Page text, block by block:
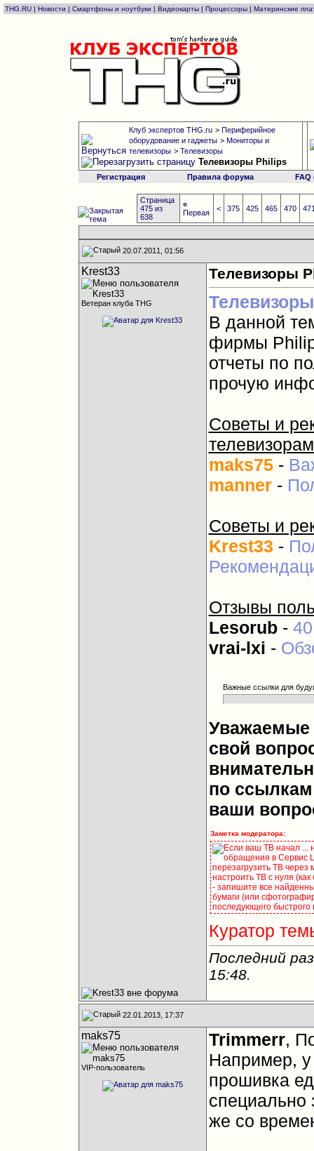
THG.RU | Новости | Смартфоны и ноутбуки | Видеокарты | Процессоры | Материнские
Клуб экспертов THG.ru > Периферийное
оборудование и гаджеты > Мониторы и
телевизоры > Телевизоры
Телевизоры Philips
Регистрация Правила форума
Страница
475 из
638
«
Первая
< 375 425 465 470
20.07.2011, 01:56
Krest33
Ветеран клуба THG
Телевизоры
В данной
фирмы
отчеты по
прочую
Советы и
maks75-
manner-
Советы и
Krest33 -
Отзывы
Lesorub-
vrai-lxi -
Важные ссылки для
Уважаемые
свой
по ссылкам
ваши
Заметка модератора:
Если ваш ТВ начал ...
обращения в Сервис
перезагрузить ТВ
настроить ТВ с нуля
- запишите все
бумаги (или
последующего быстрого
Куратор
Последний
15:48.
22.01.2013, 17:37
maks75
VIP-пользователь
Trimmerr,
Например, у
прошивка
специально
же со